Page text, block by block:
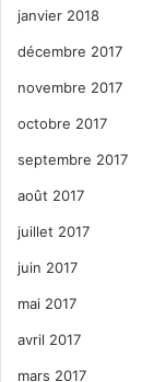
janvier 2018
décembre 2017
novembre 2017
octobre 2017
septembre 2017
août 2017
juillet 2017
juin 2017
mai 2017
avril 2017
mars 2017